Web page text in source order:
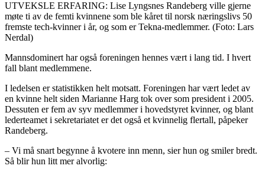
UTVEKSLE ERFARING: Lise Lyngsnes Randeberg ville gjerne
møte ti av de femti kvinnene som ble kåret til norsk næringslivs 50
fremste tech-kvinner i år, og som er Tekna-medlemmer. (Foto: Lars
Nerdal)
Mannsdominert har også foreningen hennes vært i lang tid. I hvert
fall blant medlemmene.
I ledelsen er statistikken helt motsatt. Foreningen har vært ledet av
en kvinne helt siden Marianne Harg tok over som president i 2005.
Dessuten er fem av syv medlemmer i hovedstyret kvinner, og blant
lederteamet i sekretariatet er det også et kvinnelig flertall, påpeker
Randeberg.
– Vi må snart begynne å kvotere inn menn, sier hun og smiler bredt.
Så blir hun litt mer alvorlig: